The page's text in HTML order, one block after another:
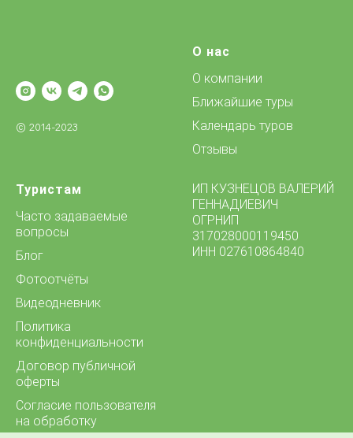
© 2014-2023
О нас
О компании
Ближайшие туры
Календарь туров
Отзывы
Туристам
Часто задаваемые
вопросы
Блог
Фотоотчёты
Видеодневник
Политика
конфиденциальности
Договор публичной
оферты
Согласие пользователя
на обработку
ИП КУЗНЕЦОВ ВАЛЕРИЙ
ГЕННАДИЕВИЧ
ОГРНИП
317028000119450
ИНН 027610864840